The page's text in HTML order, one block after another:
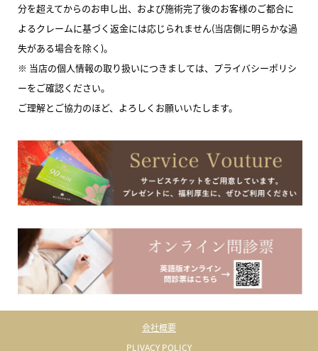
分を超えてからのお申し出、および施術完了後のお客様のご都合に
よるクレームに基づく返金には応じられません(当店側に明らかな過
失がある場合を除く)。
※ 当店の個人情報の取り扱いにつきましては、プライバシーポリシ
ーをご確認ください。
ご理解とご協力のほど、よろしくお願いいたします。
会社概要
PLIVACY POLICY